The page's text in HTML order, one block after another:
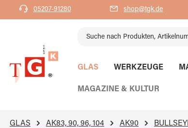
Zur Hauptnavigation springen
05207-91280 shop@tgk.de
GLAS WERKZEUGE
MAGAZINE & KULTUR
GLAS AK83, 90, 96, 104 AK90